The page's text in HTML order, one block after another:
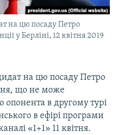
на цю посаду Петро
у Берліні, 12 квітня 2019
на цю посаду Петро
що не може
опонента в другому турі
в ефірі програми
«1+1» 11 квітня.